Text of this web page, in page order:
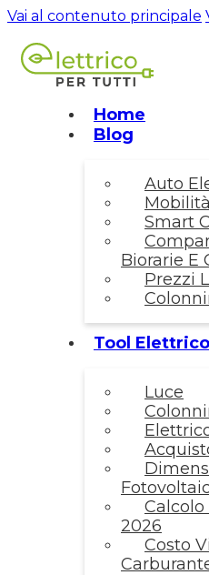
Vai al contenuto principale
Home
Blog
Auto
Smart
Biorarie E
Prezzi
Tool
Luce
2026
Costo